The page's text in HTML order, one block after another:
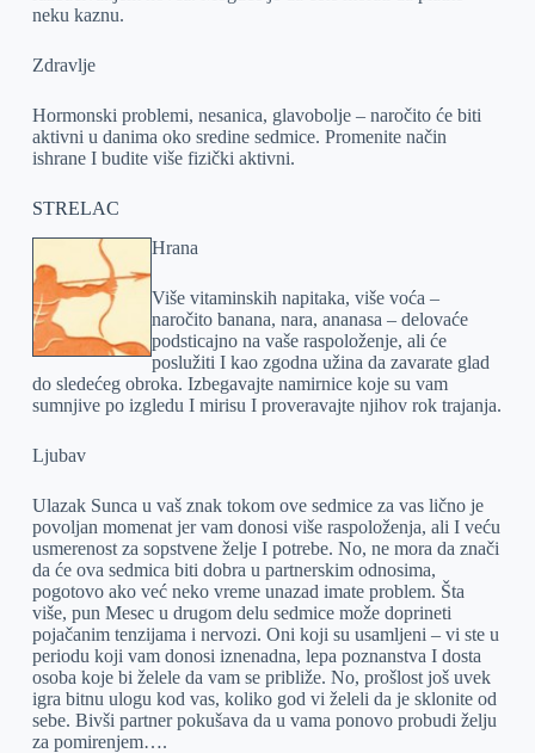
neku kaznu.
Zdravlje
Hormonski problemi, nesanica, glavobolje – naročito će biti
aktivni u danima oko sredine sedmice. Promenite način
ishrane I budite više fizički aktivni.
STRELAC
Hrana
Više vitaminskih napitaka, više voća –
naročito banana, nara, ananasa – delovaće
podsticajno na vaše raspoloženje, ali će
poslužiti I kao zgodna užina da zavarate glad
do sledećeg obroka. Izbegavajte namirnice koje su vam
sumnjive po izgledu I mirisu I proveravajte njihov rok trajanja.
Ljubav
Ulazak Sunca u vaš znak tokom ove sedmice za vas lično je
povoljan momenat jer vam donosi više raspoloženja, ali I veću
usmerenost za sopstvene želje I potrebe. No, ne mora da znači
da će ova sedmica biti dobra u partnerskim odnosima,
pogotovo ako već neko vreme unazad imate problem. Šta
više, pun Mesec u drugom delu sedmice može doprineti
pojačanim tenzijama i nervozi. Oni koji su usamljeni – vi ste u
periodu koji vam donosi iznenadna, lepa poznanstva I dosta
osoba koje bi želele da vam se približe. No, prošlost još uvek
igra bitnu ulogu kod vas, koliko god vi želeli da je sklonite od
sebe. Bivši partner pokušava da u vama ponovo probudi želju
za pomirenjem….